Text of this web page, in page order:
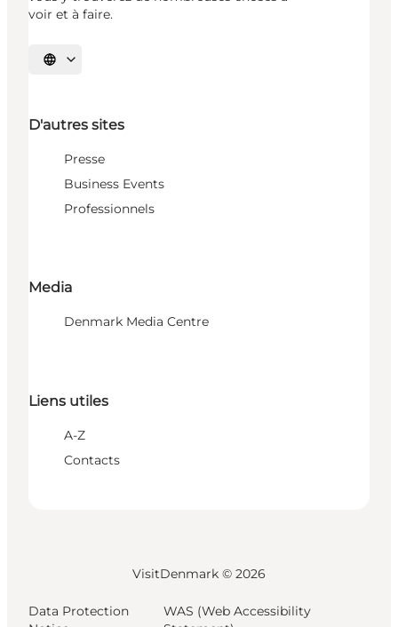
voir et à faire.
Choisissez la langue
D'autres sites
Presse
Business Events
Professionnels
Media
Denmark Media Centre
Liens utiles
A-Z
Contacts
VisitDenmark © 2026
Data Protection
WAS (Web Accessibility